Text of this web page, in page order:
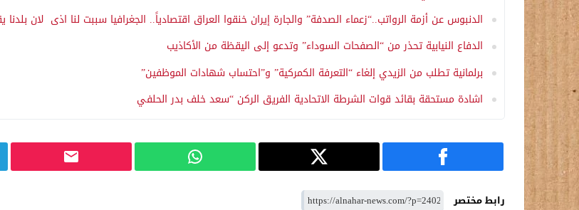
الدنبوس عن أزمة الرواتب..“زعماء الصدفة” والجارة إيران خنقوا العراق اقتصادياً.. الجغرافيا سببت لنا اذى لان
الدفاع النيابية تحذر من “الصفحات السوداء” وتدعو إلى اليقظة من الأكاذيب
برلمانية تطلب من الزيدي إلغاء “التعرفة الكمركية” و”احتساب شهادات الموظفين”
اشادة مستحقة بقائد قوات الشرطة الاتحادية الفريق الركن “سعد خلف بدر الحلفي
رابط مختصر